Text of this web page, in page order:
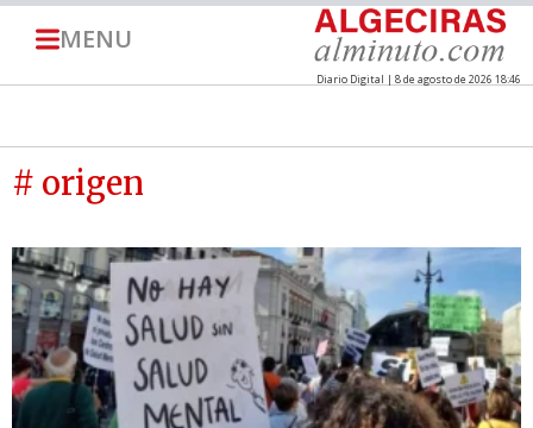
MENU
Diario Digital | 8 de agosto de 2026 18:46
# origen